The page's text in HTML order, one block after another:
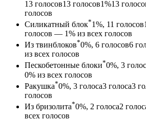
13 голосов13 голосов1%13
голосов
Силикатный блок*1%, 11 голосов
голосов — 1% из всех голосов
Из твинблоков*0%, 6 голосов6
из всех голосов
Пескобетонные блоки*0%, 3
0% из всех голосов
Ракушка*0%, 3 голоса3 голоса3
голосов
Из бризолита*0%, 2 голоса2
всех голосов